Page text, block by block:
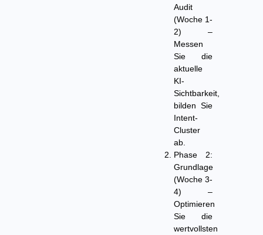
Audit
(Woche 1-
2) –
Messen
Sie die
aktuelle
KI-
Sichtbarkeit,
bilden Sie
Intent-
Cluster
ab.
Phase 2:
Grundlage
(Woche 3-
4) –
Optimieren
Sie die
wertvollsten